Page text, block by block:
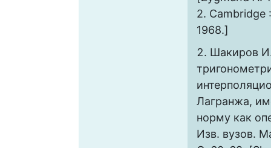
2. Cambridge
1968.]
Шакиров
Лагранжа,
норму как
Изв. вузов.